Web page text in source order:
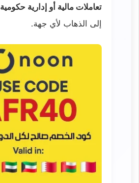
تعاملات مالية أو إدارية حكومية
إلى الذهاب لأي جهة.